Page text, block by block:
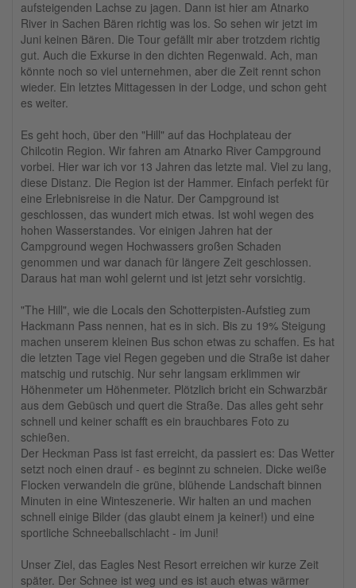
aufsteigenden Lachse zu jagen. Dann ist hier am Atnarko
River in Sachen Bären richtig was los. So sehen wir jetzt im
Juni keinen Bären. Die Tour gefällt mir aber trotzdem richtig
gut. Auch die Exkurse in den dichten Regenwald. Ach, man
könnte noch so viel unternehmen, aber die Zeit rennt schon
wieder. Ein letztes Mittagessen in der Lodge, und schon geht
es weiter.
Es geht hoch, über den "Hill" auf das Hochplateau der
Chilcotin Region. Wir fahren am Atnarko River Campground
vorbei. Hier war ich vor 13 Jahren das letzte mal. Viel zu lang,
diese Distanz. Die Region ist der Hammer. Einfach perfekt für
eine Erlebnisreise in die Natur. Der Campground ist
geschlossen, das wundert mich etwas. Ist wohl wegen des
hohen Wasserstandes. Vor einigen Jahren hat der
Campground wegen Hochwassers großen Schaden
genommen und war danach für längere Zeit geschlossen.
Daraus hat man wohl gelernt und ist jetzt sehr vorsichtig.
"The Hill", wie die Locals den Schotterpisten-Aufstieg zum
Hackmann Pass nennen, hat es in sich. Bis zu 19% Steigung
machen unserem kleinen Bus schon etwas zu schaffen. Es hat
die letzten Tage viel Regen gegeben und die Straße ist daher
matschig und rutschig. Nur sehr langsam erklimmen wir
Höhenmeter um Höhenmeter. Plötzlich bricht ein Schwarzbär
aus dem Gebüsch und quert die Straße. Das alles geht sehr
schnell und keiner schafft es ein brauchbares Foto zu
schießen.
Der Heckman Pass ist fast erreicht, da passiert es: Das Wetter
setzt noch einen drauf - es beginnt zu schneien. Dicke weiße
Flocken verwandeln die grüne, blühende Landschaft binnen
Minuten in eine Winteszenerie. Wir halten an und machen
schnell einige Bilder (das glaubt einem ja keiner!) und eine
sportliche Schneeballschlacht - im Juni!
Unser Ziel, das Eagles Nest Resort erreichen wir kurze Zeit
später. Der Schnee ist weg und es ist auch etwas wärmer